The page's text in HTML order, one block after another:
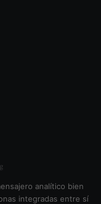
analítico bien
integradas entre sí